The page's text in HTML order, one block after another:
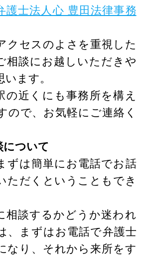
護士法人心 豊田法律事務
クセスのよさを重視した
相談にお越しいただきや
ます。
の近くにも事務所を構え
ので、お気軽にご連絡く
ついて
ずは簡単にお電話でお話
ただくということもでき
相談するかどうか迷われ
、まずはお電話で弁護士
なり、それから来所をす